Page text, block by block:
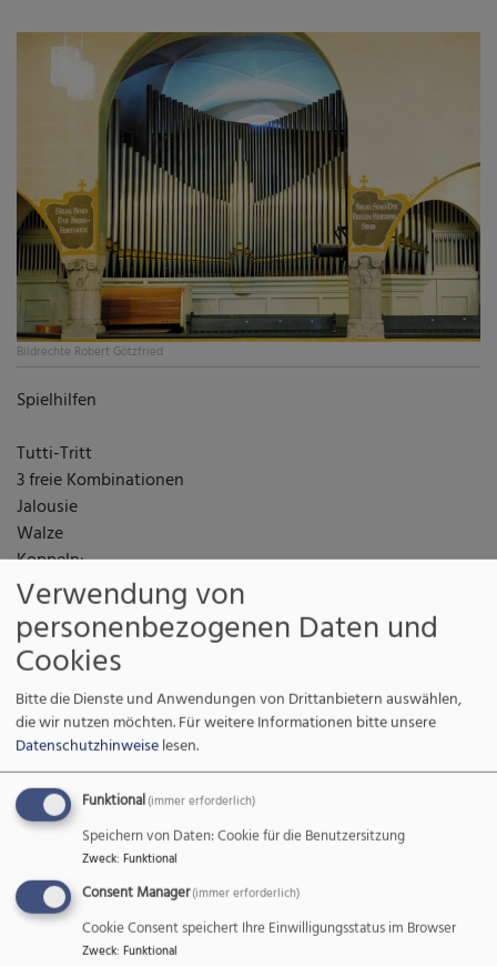
Bildrechte Robert Götzfried
Spielhilfen
Tutti-Tritt
3 freie Kombinationen
Jalousie
Walze
Koppeln:
III – II, III - I, II - I,
III – Ped., II – Ped-, I – Ped
Disposition (Schwellwerk) Prof. Högner
I. HauptwerkC-
Quintade 16'
Rohrflöte 4'
Principal 8'
Spitzflöte 8'
Nachthorn
II. PositivC-g'''
Gedackt 8'
Quintatön 8'
Blockflöte 4'
Oktav 2'
Terzzimbel
III. Schwellwerk
Holzprinzipal 8'
Prinzipal 4'
Verwendung von
personenbezogenen Daten und
Cookies
Bitte die Dienste und Anwendungen von Drittanbietern auswählen,
die wir nutzen möchten.Für weitere Informationen bitte unsere
Datenschutzhinweiselesen.
Funktional(immer erforderlich)
Speichern von Daten: Cookie für die Benutzersitzung
Zweck: Funktional
Consent Manager(immer erforderlich)
Cookie Consent speichert Ihre Einwilligungsstatus im Browser
Zweck: Funktional